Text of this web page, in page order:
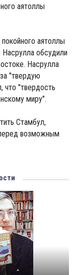
аятоллы
аятоллы
Насрулла обсудили
Насрулла
"твердую
что "твердость
миру".
Стамбул,
возможным